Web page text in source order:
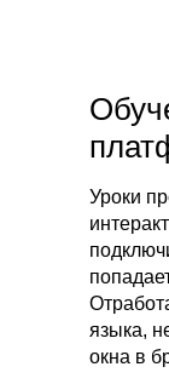
Уроки
языка,
окна в